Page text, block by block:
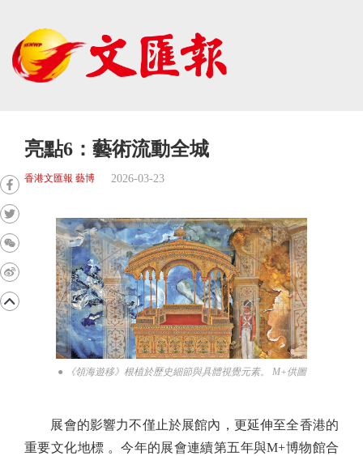
亮點6：藝術流動全城
香港文匯報 藝博 2026-03-23
● 《領海遊移》根植於歷史細節與具體視覺元素。 M+供圖
展會的影響力不僅止於展館內，更延伸至全香港的
重要文化地標 。今年的展會連續第五年與M+博物館合